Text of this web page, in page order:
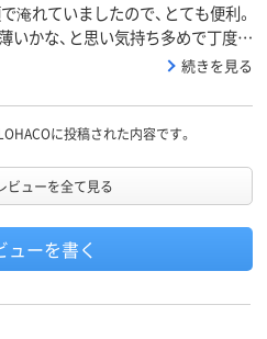
淹れていましたので、とても便利。
いかな、と思い気持ち多めで丁度良
の金額が一緒なので、大きい袋は
続きを見る
に投稿された内容です。
ビューを全て見る
ューを書く